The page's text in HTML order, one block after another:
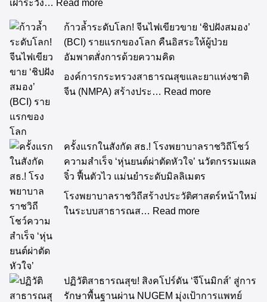
กรมควบคุมโรค กระทรวงสาธารณสุข ประกาศยกระดับการ
เฝ้าระวัง…
ก้าวล้ำระดับโลก! จีนไฟเขียวขาย ‘ชิปฝังสมอง’
(BCI) รายแรกของโลก คืนอิสระให้ผู้ป่วย
อัมพาตสั่งการด้วยความคิด
องค์การกระทรวงสาธารณสุขและยาแห่งชาติ
ครั้งแรกในสังกัด สธ.! โรงพยาบาลราชวิถีโชว์
ความสำเร็จ ‘หุ่นยนต์ผ่าตัดหัวใจ’ นวัตกรรมแผล
จิ๋ว ฟื้นตัวไว แม่นยำระดับมิลลิเมตร
โรงพยาบาลราชวิถีสร้างประวัติศาสตร์หน้าใหม่
ปฏิวัติสาธารณสุข! สิงคโปร์ดัน ‘จีโนมิกส์’ สู่การ